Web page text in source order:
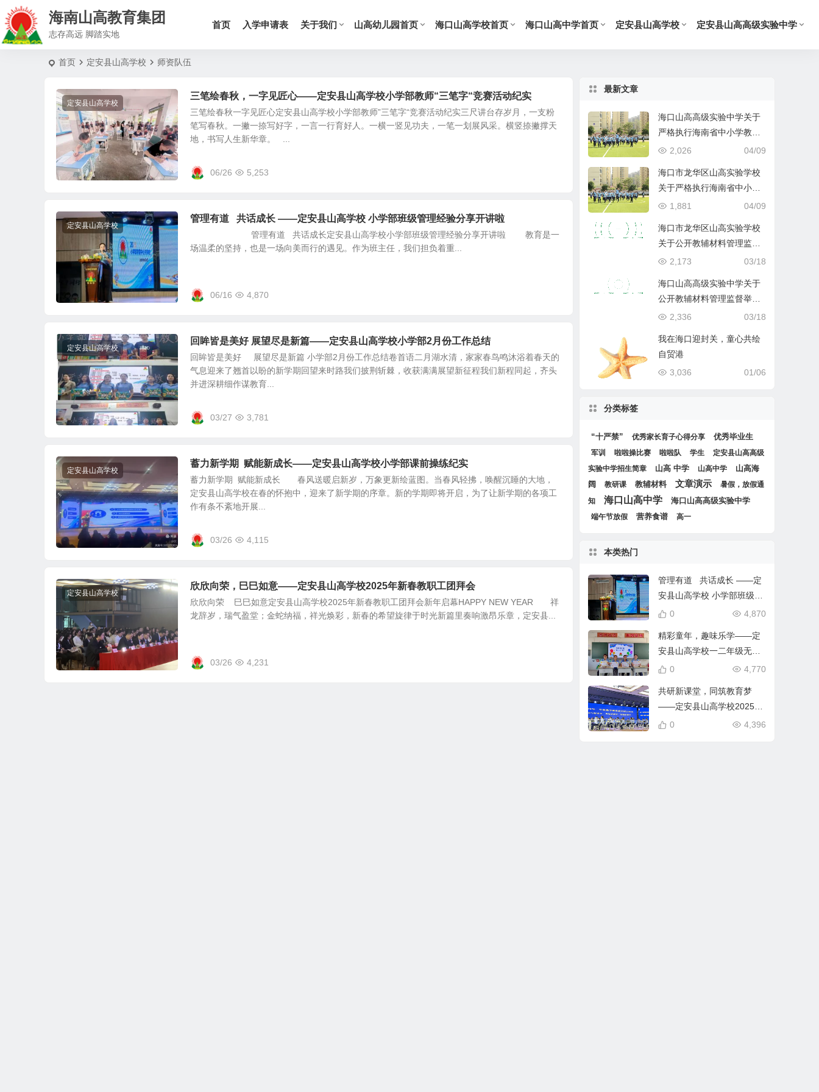
海南山高教育集团
志存高远 脚踏实地
首页 入学申请表 关于我们 山高幼儿园首页 海口山高学校首页 海口山高中学首页 定安县山高学校 定安县山高高级实验中学
首页 定安县山高学校 师资队伍
定安县山高学校
三笔绘春秋，一字见匠心——定安县山高学校小学部教师“三笔字“竞赛活动纪实
三笔绘春秋一字见匠心定安县山高学校小学部教师”三笔字“竞赛活动纪实三尺讲台存岁月，一支粉
笔写春秋。一撇一捺写好字，一言一行育好人。一横一竖见功夫，一笔一划展风采。横竖捺撇撑天
地，书写人生新华章。 ...
06/26 5,253
定安县山高学校
管理有道 共话成长 ——定安县山高学校 小学部班级管理经验分享开讲啦
管理有道 共话成长定安县山高学校小学部班级管理经验分享开讲啦 教育是一
场温柔的坚持，也是一场向美而行的遇见。作为班主任，我们担负着重...
06/16 4,870
定安县山高学校
回眸皆是美好 展望尽是新篇——定安县山高学校小学部2月份工作总结
回眸皆是美好 展望尽是新篇 小学部2月份工作总结卷首语二月湖水清，家家春鸟鸣沐浴着春天的
气息迎来了翘首以盼的新学期回望来时路我们披荆斩棘，收获满满展望新征程我们新程同起，齐头
并进深耕细作谋教育...
03/27 3,781
定安县山高学校
蓄力新学期 赋能新成长——定安县山高学校小学部课前操练纪实
蓄力新学期 赋能新成长 春风送暖启新岁，万象更新绘蓝图。当春风轻拂，唤醒沉睡的大地，
定安县山高学校在春的怀抱中，迎来了新学期的序章。新的学期即将开启，为了让新学期的各项工
作有条不紊地开展...
03/26 4,115
定安县山高学校
欣欣向荣，巳巳如意——定安县山高学校2025年新春教职工团拜会
欣欣向荣 巳巳如意定安县山高学校2025年新春教职工团拜会新年启幕HAPPY NEW YEAR 祥
龙辞岁，瑞气盈堂；金蛇纳福，祥光焕彩，新春的希望旋律于时光新篇里奏响激昂乐章，定安县...
03/26 4,231
最新文章
海口山高高级实验中学关于
严格执行海南省中小学教辅
材料管理 “十严禁” 规定的公
04/09
2,026
海口市龙华区山高实验学校
关于严格执行海南省中小学
教辅材料管理 “十严禁” 规定
04/09
1,881
海口市龙华区山高实验学校
关于公开教辅材料管理监督
举报渠道的公示
03/18
2,173
海口山高高级实验中学关于
公开教辅材料管理监督举报
渠道的公示
03/18
2,336
我在海口迎封关，童心共绘
自贸港
01/06
3,036
分类标签
“十严禁” 优秀家长育子心得分享 优秀毕业生
军训 啦啦操比赛 啦啦队 学生
定安县山高高级
实验中学招生简章
山高 中学 山高中学
山高海
阔
教研课 教辅材料 文章演示
暑假，放假通
知
海口山高中学 海口山高高级实验中学
端午节放假 营养食谱 高一
本类热门
管理有道 共话成长 ——定
安县山高学校 小学部班级管
理经验分享开讲啦
4,870
0
精彩童年，趣味乐学——定
安县山高学校一二年级无纸
化测评活动
4,770
0
共研新课堂，同筑教育梦
——定安县山高学校2025年
苏教版一年级数学课堂教学
4,396
0